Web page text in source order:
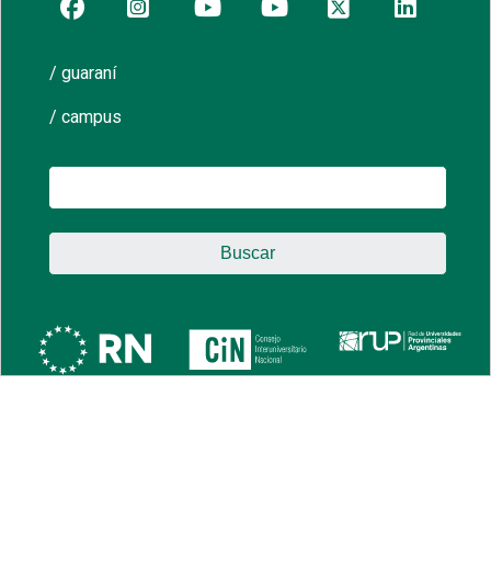
/ guaraní
/ campus
Buscar: